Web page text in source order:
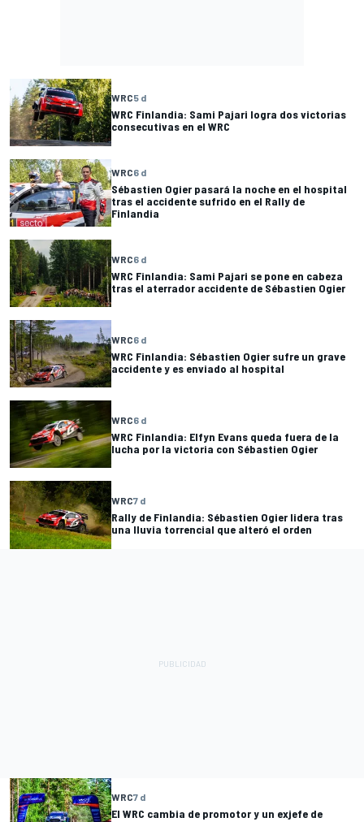
WRC5 d
WRC Finlandia: Sami Pajari logra dos victorias
consecutivas en el WRC
WRC6 d
Sébastien Ogier pasará la noche en el hospital
tras el accidente sufrido en el Rally de
Finlandia
WRC6 d
WRC Finlandia: Sami Pajari se pone en cabeza
tras el aterrador accidente de Sébastien Ogier
WRC6 d
WRC Finlandia: Sébastien Ogier sufre un grave
accidente y es enviado al hospital
WRC6 d
WRC Finlandia: Elfyn Evans queda fuera de la
lucha por la victoria con Sébastien Ogier
WRC7 d
Rally de Finlandia: Sébastien Ogier lidera tras
una lluvia torrencial que alteró el orden
WRC7 d
El WRC cambia de promotor y un exjefe de